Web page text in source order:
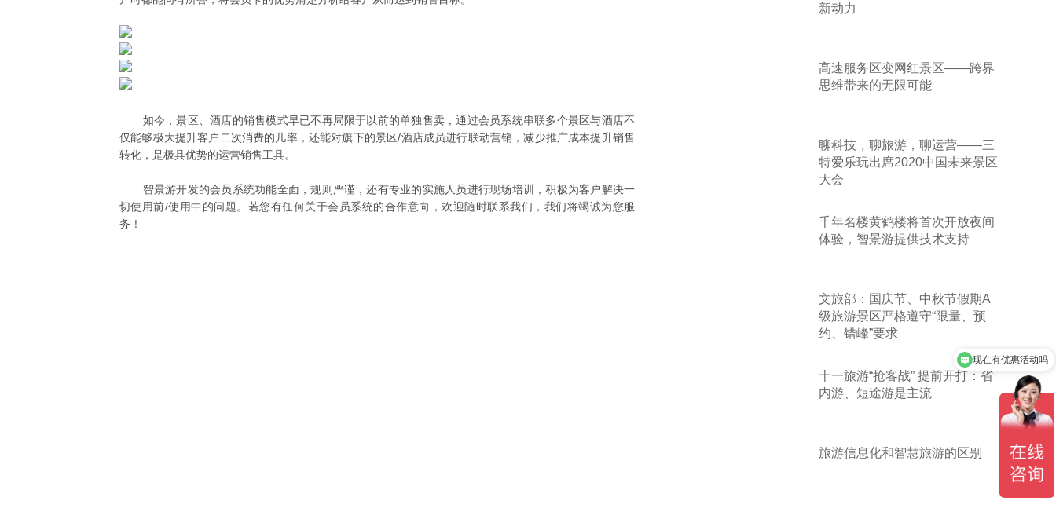
如今，景区、酒店的销售模式早已不再局限于以前的单独售卖，通过会员系统串联多个景区与酒店不
仅能够极大提升客户二次消费的几率，还能对旗下的景区/酒店成员进行联动营销，减少推广成本提升销售
转化，是极具优势的运营销售工具。
智景游开发的会员系统功能全面，规则严谨，还有专业的实施人员进行现场培训，积极为客户解决一
切使用前/使用中的问题。若您有任何关于会员系统的合作意向，欢迎随时联系我们，我们将竭诚为您服
务！
新动力
高速服务区变网红景区——跨界
思维带来的无限可能
聊科技，聊旅游，聊运营——三
特爱乐玩出席2020中国未来景区
大会
千年名楼黄鹤楼将首次开放夜间
体验，智景游提供技术支持
文旅部：国庆节、中秋节假期A
级旅游景区严格遵守“限量、预
约、错峰”要求
十一旅游“抢客战” 提前开打：省
内游、短途游是主流
旅游信息化和智慧旅游的区别
现在有优惠活动吗